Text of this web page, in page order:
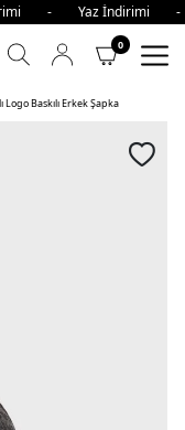
- Yaz
0
Baskılı Erkek Şapka